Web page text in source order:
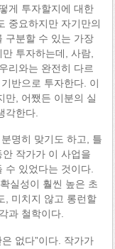
게 투자할지에 대한
중요하지만 자기만의
구분할 수 있는 가장
투자하는데, 사람,
리와는 완전히 다르
반으로 투자한다. 이
만, 어쨌든 이분의 실
각한다.
명히 맞기도 하고, 틀
작가가 이 사업을
수 있었다는 것이다.
실성이 훨씬 높은 초
, 미치지 않고 롱런할
과 철학이다.
없다”이다. 작가가